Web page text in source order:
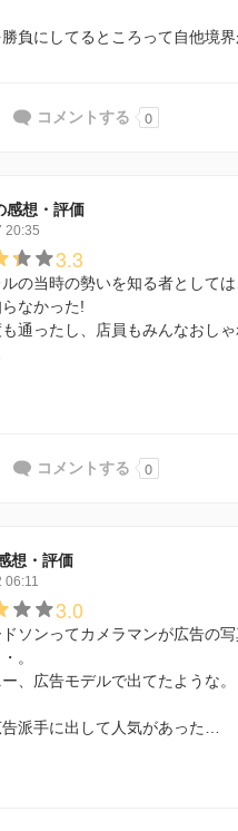
負にしてるところって自他境
コメントする 0
感想・評価
20:35
3.3
の当時の勢いを知る者として
なかった!
通ったし、店員もみんなおしゃ
コメントする 0
想・評価
06:11
3.0
ソンってカメラマンが広告の
。
、広告モデルで出てたような。
派手に出して人気があった…